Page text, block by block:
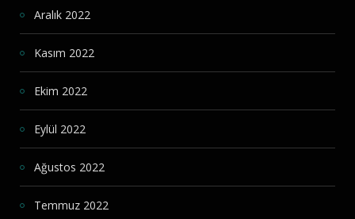
Aralık 2022
Kasım 2022
Ekim 2022
Eylül 2022
Ağustos 2022
Temmuz 2022